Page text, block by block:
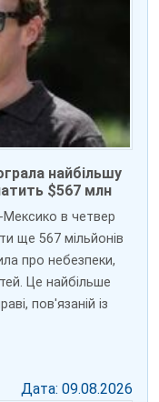
найбільшу
$567 млн
в четвер
ще 567 мільйонів
про небезпеки,
Це найбільше
пов'язаній із
Дата: 09.08.2026